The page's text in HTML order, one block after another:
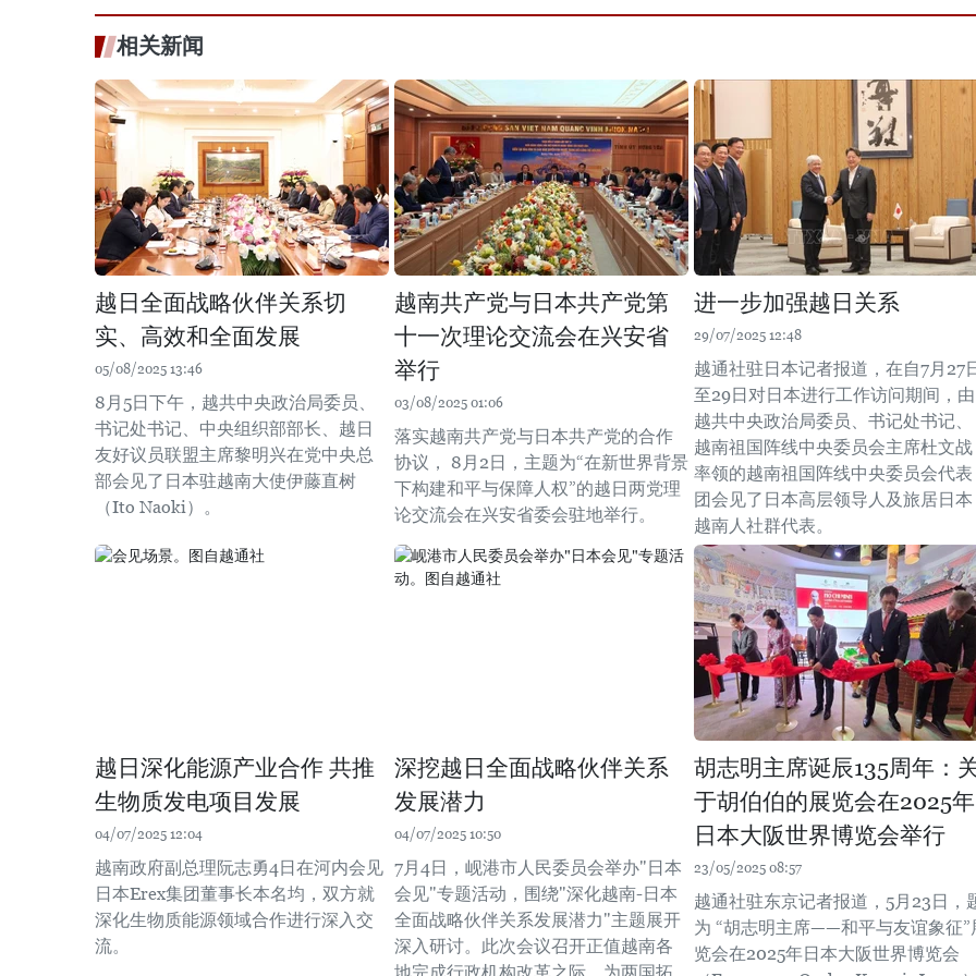
相关新闻
越日全面战略伙伴关系切
实、高效和全面发展
05/08/2025 13:46
8月5日下午，越共中央政治局委员、
书记处书记、中央组织部部长、越日
友好议员联盟主席黎明兴在党中央总
部会见了日本驻越南大使伊藤直树
（Ito Naoki）。
越南共产党与日本共产党第
十一次理论交流会在兴安省
举行
03/08/2025 01:06
落实越南共产党与日本共产党的合作
协议， 8月2日，主题为“在新世界背景
下构建和平与保障人权”的越日两党理
论交流会在兴安省委会驻地举行。
进一步加强越日关系
29/07/2025 12:48
越通社驻日本记者报道，在自7月27
至29日对日本进行工作访问期间，由
越共中央政治局委员、书记处书记、
越南祖国阵线中央委员会主席杜文战
率领的越南祖国阵线中央委员会代表
团会见了日本高层领导人及旅居日本
越南人社群代表。
越日深化能源产业合作 共推
生物质发电项目发展
04/07/2025 12:04
越南政府副总理阮志勇4日在河内会见
日本Erex集团董事长本名均，双方就
深化生物质能源领域合作进行深入交
流。
深挖越日全面战略伙伴关系
发展潜力
04/07/2025 10:50
7月4日，岘港市人民委员会举办"日本
会见"专题活动，围绕"深化越南-日本
全面战略伙伴关系发展潜力"主题展开
深入研讨。此次会议召开正值越南各
胡志明主席诞辰135周年：
于胡伯伯的展览会在2025年
日本大阪世界博览会举行
23/05/2025 08:57
越通社驻东京记者报道，5月23日，
为 “胡志明主席——和平与友谊象征”
览会在2025年日本大阪世界博览会